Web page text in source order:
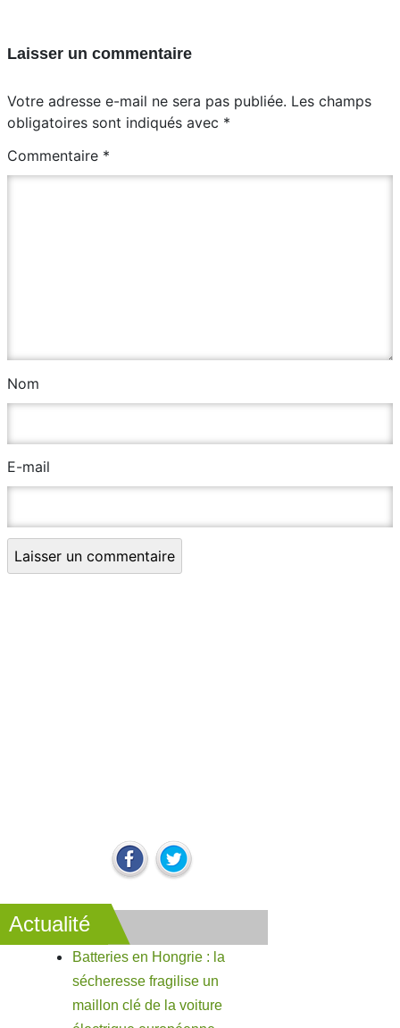
Laisser un commentaire
Votre adresse e-mail ne sera pas publiée. Les champs
obligatoires sont indiqués avec *
Commentaire *
Nom
E-mail
Actualité
Batteries en Hongrie : la
sécheresse fragilise un
maillon clé de la voiture